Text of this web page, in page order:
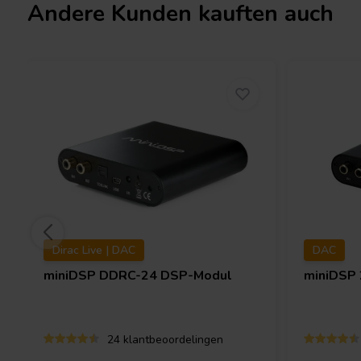
Abtastfrequenz und Verstärkung per Software ändern.
Funktioniert das miniDSP UMIK-1 mit einem
Smartphone?
Sie können das miniDSP UMIK-1 über einen "Blitz-zu-USB-
anschließen. Die Unterstützung für Android-Geräte variiert je
Es stehen zwei verschiedene
Kalibrierungsdatei „0deg“. Die Kapsel sollte auf die
Surround-Systems oder einer
Andere Kunden kauften auch
Dirac Live | DAC
miniDSP DDRC-24 DSP-Modul
24 klantbeoordelingen
DAC
miniDSP